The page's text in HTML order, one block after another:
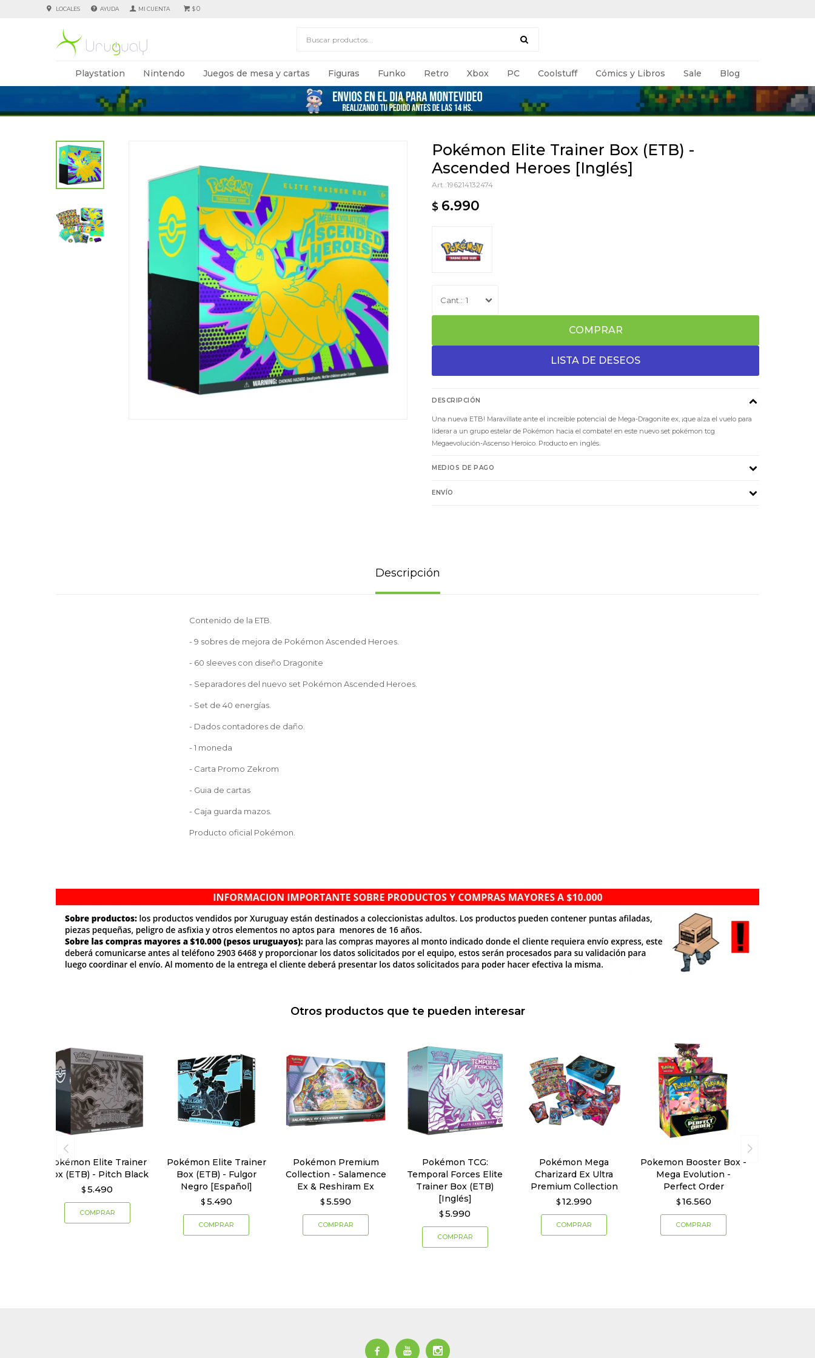
Playstation Nintendo Juegos de mesa y cartas Figuras Funko Retro Xbox PC Coolstuff Cómics y Libros Sale Blog
$0
LOCALES AYUDA
Pokémon Elite Trainer Box (ETB) -
Ascended Heroes [Inglés]
196214132474
$ 6.990
1
COMPRAR
DESCRIPCIÓN
Una nueva ETB! Maravíllate ante el increíble potencial de Mega-Dragonite ex, ¡que alza el vuelo para
liderar a un grupo estelar de Pokémon hacia el combate! en este nuevo set pokémon tcg
Megaevolución-Ascenso Heroico. Producto en inglés.
MEDIOS DE PAGO
ENVÍO
Descripción
Contenido de la ETB.
- 9 sobres de mejora de Pokémon Ascended Heroes.
- 60 sleeves con diseño Dragonite
- Separadores del nuevo set Pokémon Ascended Heroes.
- Set de 40 energías.
- Dados contadores de daño.
- 1 moneda
- Carta Promo Zekrom
- Guia de cartas
- Caja guarda mazos.
Producto oficial Pokémon.
Otros productos que te pueden interesar
Pokémon Elite Trainer
Box (ETB) - Pitch Black
$ 5.490
Pokémon Elite Trainer
Box (ETB) - Fulgor
Negro [Español]
$ 5.490
Pokémon Premium
Collection - Salamence
Ex & Reshiram Ex
$ 5.590
Pokémon TCG:
Temporal Forces Elite
Trainer Box (ETB)
[Inglés]
$ 5.990
Pokémon Mega
Charizard Ex Ultra
Premium Collection
$ 12.990
Pokemon Booster Box -
Mega Evolution -
Perfect Order
$ 16.560
  